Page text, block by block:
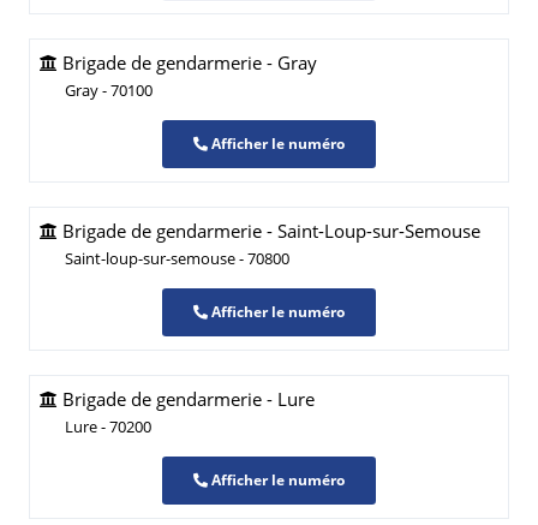
Brigade de gendarmerie - Gray
Gray - 70100
Afficher le numéro
Brigade de gendarmerie - Saint-Loup-sur-Semouse
Saint-loup-sur-semouse - 70800
Afficher le numéro
Brigade de gendarmerie - Lure
Lure - 70200
Afficher le numéro